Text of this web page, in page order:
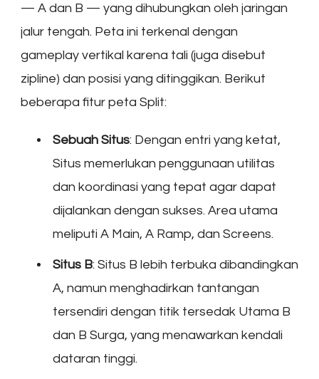
— A dan B — yang dihubungkan oleh jaringan
jalur tengah. Peta ini terkenal dengan
gameplay vertikal karena tali (juga disebut
zipline) dan posisi yang ditinggikan. Berikut
beberapa fitur peta Split:
Sebuah Situs: Dengan entri yang ketat,
Situs memerlukan penggunaan utilitas
dan koordinasi yang tepat agar dapat
dijalankan dengan sukses. Area utama
meliputi A Main, A Ramp, dan Screens.
Situs B: Situs B lebih terbuka dibandingkan
A, namun menghadirkan tantangan
tersendiri dengan titik tersedak Utama B
dan B Surga, yang menawarkan kendali
dataran tinggi.